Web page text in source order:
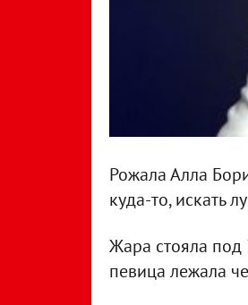
Рожала Алла
куда-то, искать
Жара стояла под
певица лежала